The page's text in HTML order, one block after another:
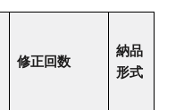
修正回数
納品
形式